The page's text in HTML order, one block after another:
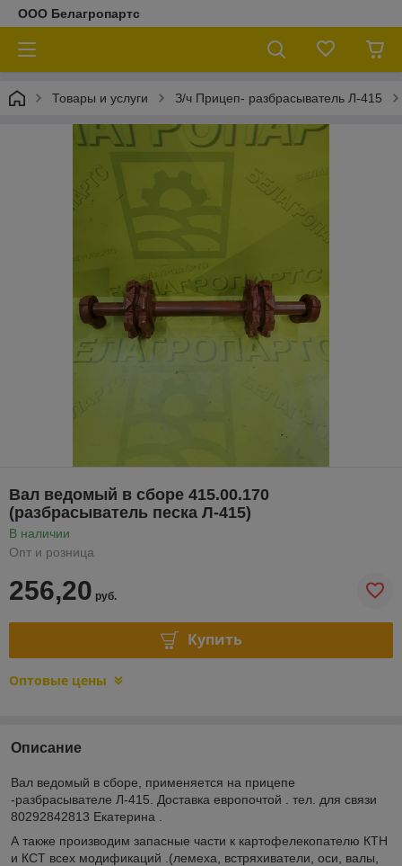
ООО Белагропартс
Товары и услуги З/ч Прицеп- разбрасыватель Л-415
Вал ведомый в сборе 415.00.170
(разбрасыватель песка Л-415)
В наличии
Опт и розница
256,20 руб.
Купить
Оптовые цены
Описание
Вал ведомый в сборе, применяется на прицепе
-разбрасывателе Л-415. Доставка европочтой . тел. для связи
80292842813 Екатерина .
А также производим запасные части к картофелекопателю КТН
и КСТ всех модификаций .(лемеха, встряхиватели, оси, валы,